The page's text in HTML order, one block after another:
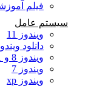
فیلم آموزشی
سیستم عامل
ویندوز 11
دانلود ویندوز 10
ویندوز 8 و 8.1
ویندوز 7
ویندوز xp